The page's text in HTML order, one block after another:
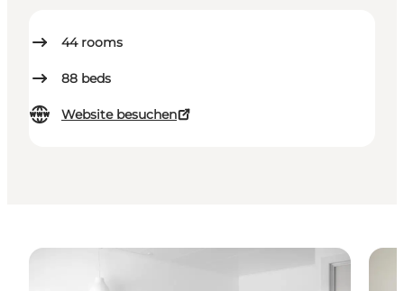
44 rooms
88 beds
Website besuchen